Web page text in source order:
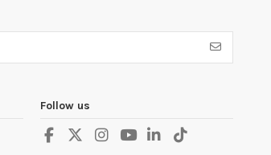
Follow us